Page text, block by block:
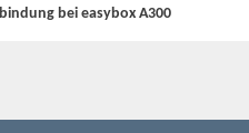
bei easybox A300